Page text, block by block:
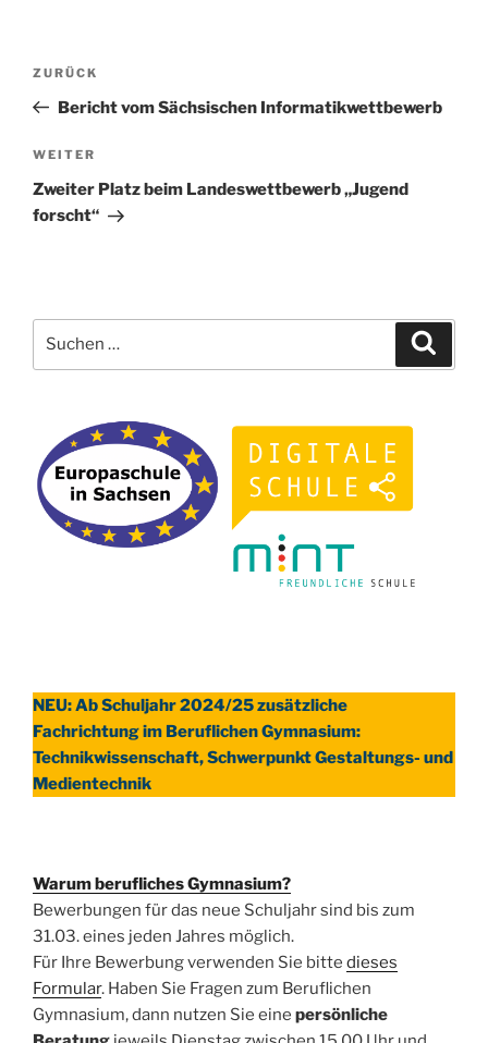
Beitragsnavigation
Vorheriger
Beitrag
ZURÜCK
Bericht vom Sächsischen Informatikwettbewerb
Nächster
Beitrag
WEITER
Zweiter Platz beim Landeswettbewerb „Jugend
forscht“
nach:
NEU: Ab Schuljahr 2024/25 zusätzliche
Fachrichtung im Beruflichen Gymnasium:
Technikwissenschaft, Schwerpunkt Gestaltungs- und
Medientechnik
Warum berufliches Gymnasium?
Bewerbungen für das neue Schuljahr sind bis zum
31.03. eines jeden Jahres möglich.
Für Ihre Bewerbung verwenden Sie bitte dieses
Formular. Haben Sie Fragen zum Beruflichen
Gymnasium, dann nutzen Sie eine persönliche